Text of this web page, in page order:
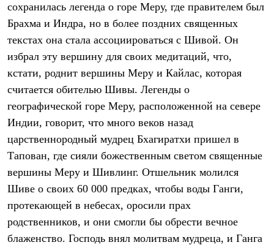
Штормовая одежда
Куртки
Софтшелл одежда
Куртки
Брюки
Лёгкая одежда
Рубашки
Футболки
Брюки
Термобелье
Среднее термобелье
Легкое термобелье
Флисовая одежда
Куртки
Брюки
Детская одежда
Комбинезоны
Куртки
сохранилась легенда о горе Меру, где правителем был
Брахма и Индра, но в более поздних священных
текстах она стала ассоциироваться с Шивой. Он
избрал эту вершину для своих медитаций, что,
кстати, роднит вершины Меру и Кайлас, которая
считается обителью Шивы. Легенды о
географической горе Меру, расположенной на севере
Индии, говорит, что много веков назад
царственнородный мудрец Бхагиратхи пришел в
Тапован, где сияли божественным светом священные
вершины Меру и Шивлинг. Отшельник молился
Шиве о своих 60 000 предках, чтобы воды Ганги,
протекающей в небесах, оросили прах
родственников, и они смогли бы обрести вечное
блаженство. Господь внял молитвам мудреца, и Ганга